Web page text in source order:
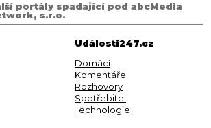
portály spadající pod abcMedia
s.r.o.
Události247.cz
Domácí
Komentáře
Rozhovory
Spotřebitel
Technologie